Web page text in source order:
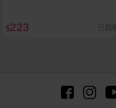
$223 已銷